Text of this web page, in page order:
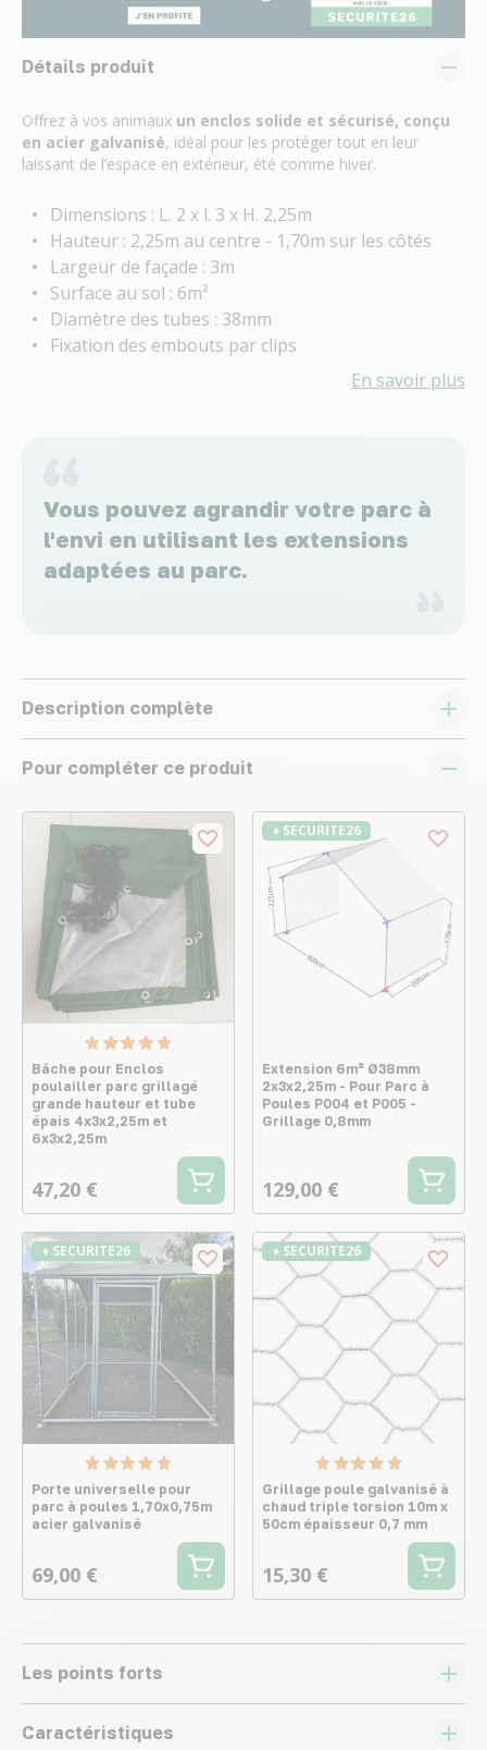
Détails produit
Offrez à vos animaux un enclos solide et sécurisé, conçu
en acier galvanisé, idéal pour les protéger tout en leur
laissant de l’espace en extérieur, été comme hiver.
Dimensions : L. 2 x l. 3 x H. 2,25m
Hauteur : 2,25m au centre - 1,70m sur les côtés
Largeur de façade : 3m
Surface au sol : 6m²
Diamètre des tubes : 38mm
Fixation des embouts par clips
En savoir plus
Vous pouvez agrandir votre parc à
l'envi en utilisant les extensions
adaptées au parc.
Description complète
Pour compléter ce produit
Bâche pour Enclos
poulailler parc grillagé
grande hauteur et tube
épais 4x3x2,25m et
6x3x2,25m
47,20 €
♦ SECURITE26
Extension 6m² Ø38mm
2x3x2,25m - Pour Parc à
Poules P004 et P005 -
Grillage 0,8mm
129,00 €
♦ SECURITE26
Porte universelle pour
parc à poules 1,70x0,75m
acier galvanisé
69,00 €
♦ SECURITE26
Grillage poule galvanisé à
chaud triple torsion 10m x
50cm épaisseur 0,7 mm
15,30 €
Les points forts
Caractéristiques